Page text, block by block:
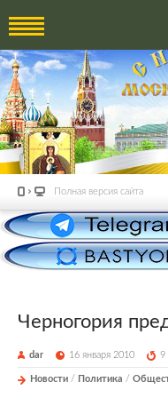
Полная версия сайта
Черногория
dar 16 января 2010 9
Новости / Политика /